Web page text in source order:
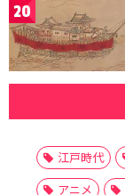
20
江戸時代
アニメ